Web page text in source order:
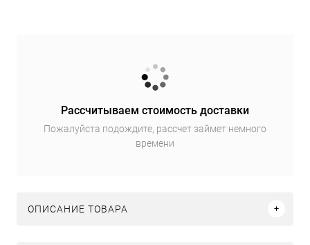
Рассчитываем стоимость доставки
Пожалуйста подождите, рассчет займет немного
времени
ОПИСАНИЕ ТОВАРА